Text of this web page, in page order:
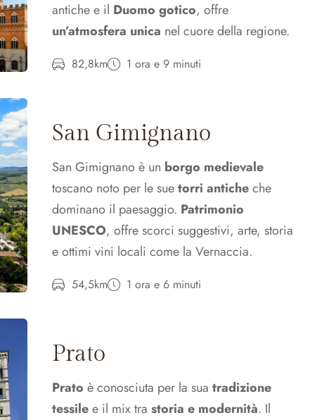
antiche e il Duomo gotico, offre
un’atmosfera unica nel cuore della regione.
82,8km 1 ora e 9 minuti
San Gimignano
San Gimignano è un borgo medievale
toscano noto per le suetorri anticheche
dominano il paesaggio. Patrimonio
UNESCO, offre scorci suggestivi, arte, storia
e ottimi vini locali come la Vernaccia.
54,5km 1 ora e 6 minuti
Prato
Prato è conosciuta per la sua tradizione
tessilee il mix trastoria e modernità. Il